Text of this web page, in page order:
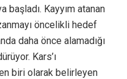
başladı. Kayyım atanan
öncelikli hedef
daha önce alamadığı
Kars’ı
biri olarak belirleyen